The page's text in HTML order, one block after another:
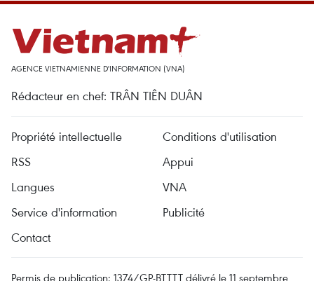
AGENCE VIETNAMIENNE D'INFORMATION (VNA)
Rédacteur en chef: TRÂN TIÊN DUÂN
Propriété intellectuelle
Conditions d'utilisation
RSS
Appui
Langues
VNA
Service d'information
Publicité
Contact
Permis de publication: 1374/GP-BTTTT délivré le 11 septembre